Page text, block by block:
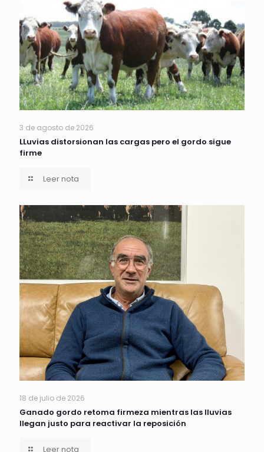
3 de agosto de 2026
LLuvias distorsionan las cargas pero el gordo sigue
firme
Leer nota
18 de julio de 2026
Ganado gordo retoma firmeza mientras las lluvias
llegan justo para reactivar la reposición
Leer nota